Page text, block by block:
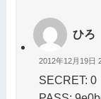
ひろ
2012年12月19日
SECRET: 0